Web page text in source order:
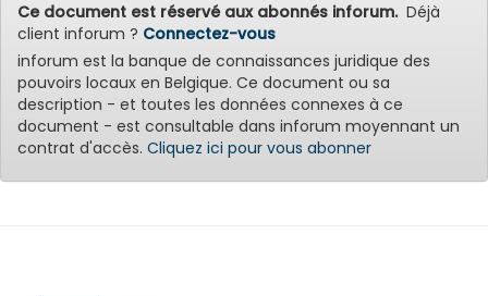
Ce document est réservé aux abonnés inforum.Déjà
client inforum ? Connectez-vous
inforum est la banque de connaissances juridique des
pouvoirs locaux en Belgique. Ce document ou sa
description - et toutes les données connexes à ce
document - est consultable dans inforum moyennant un
contrat d'accès. Cliquez ici pour vous abonner